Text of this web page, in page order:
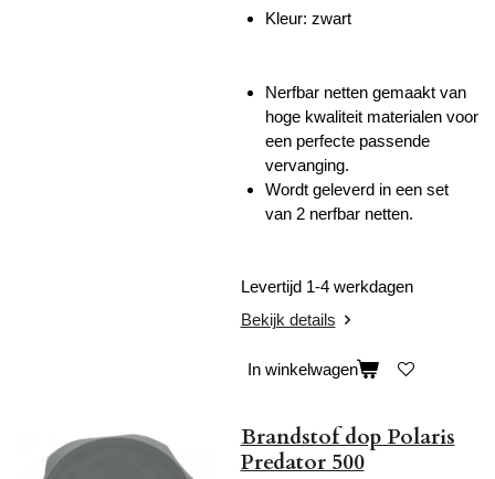
Kleur: zwart
Nerfbar netten gemaakt van
hoge kwaliteit materialen voor
een perfecte passende
vervanging.
Wordt geleverd in een set
van 2 nerfbar netten.
Levertijd 1-4 werkdagen
Bekijk details
In winkelwagen
Brandstof dop Polaris
Predator 500